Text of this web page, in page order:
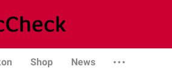
Shop News